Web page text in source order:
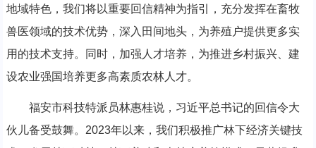
地域特色，我们将以重要回信精神为指引，充分发挥在畜牧
兽医领域的技术优势，深入田间地头，为养殖户提供更多实
用的技术支持。同时，加强人才培养，为推进乡村振兴、建
设农业强国培养更多高素质农林人才。
福安市科技特派员林惠桂说，习近平总书记的回信令大
伙儿备受鼓舞。2023年以来，我们积极推广林下经济关键技